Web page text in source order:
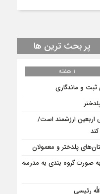
پر بحث ترین ها
1 هفته
اربعین ارزشمند است/
صورت گروه بندی به مدرسه
رئیسی